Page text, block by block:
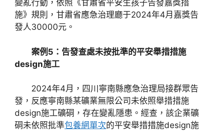
變亂行動，依照《甘肅省平安生孩子告發嘉獎措
施》規則，甘肅省應急治理廳于2024年4月嘉獎告
發人30000元。
案例5：告發查處未按批準的平安舉措措施
design施工
2024年4月，四川寧南縣應急治理局接群眾告
發，反應寧南縣某礦業無限公司未依照舉措措施
design施工礦硐，存在變亂隱患。經查，該企業礦
硐未依照批準包養網單次的平安舉措措施design施